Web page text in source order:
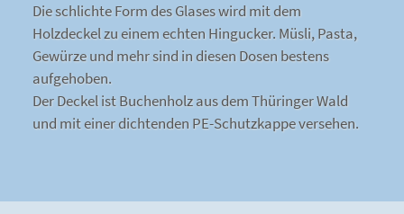
Die schlichte Form des Glases wird mit dem
Holzdeckel zu einem echten Hingucker. Müsli, Pasta,
Gewürze und mehr sind in diesen Dosen bestens
aufgehoben.
Der Deckel ist Buchenholz aus dem Thüringer Wald
und mit einer dichtenden PE-Schutzkappe versehen.